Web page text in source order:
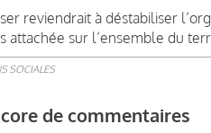
reviendrait à déstabiliser
attachée sur l’ensemble du
SOCIALES
de commentaires